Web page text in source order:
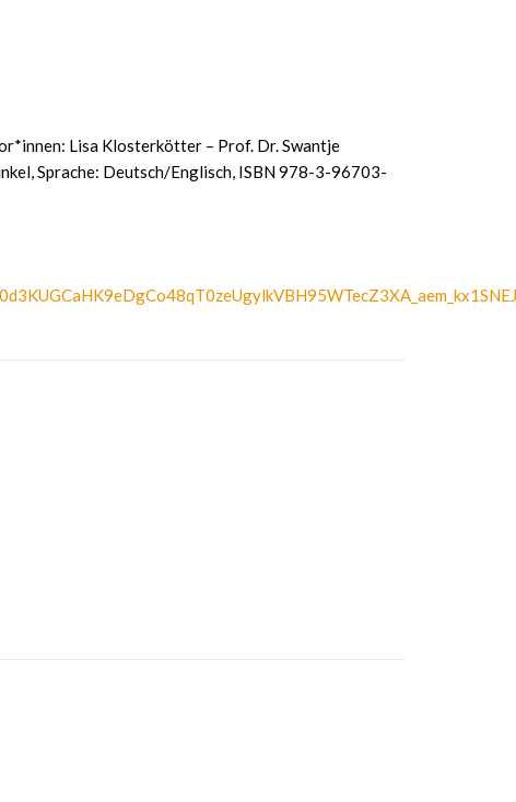
Lisa Klosterkötter – Prof. Dr. Swantje
Sprache: Deutsch/Englisch, ISBN 978-3-96703-